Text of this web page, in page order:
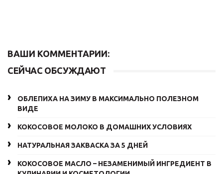
ВАШИ КОММЕНТАРИИ:
СЕЙЧАС ОБСУЖДАЮТ
ОБЛЕПИХА НА ЗИМУ В МАКСИМАЛЬНО ПОЛЕЗНОМ
ВИДЕ
КОКОСОВОЕ МОЛОКО В ДОМАШНИХ УСЛОВИЯХ
НАТУРАЛЬНАЯ ЗАКВАСКА ЗА 5 ДНЕЙ
КОКОСОВОЕ МАСЛО – НЕЗАМЕНИМЫЙ ИНГРЕДИЕНТ В